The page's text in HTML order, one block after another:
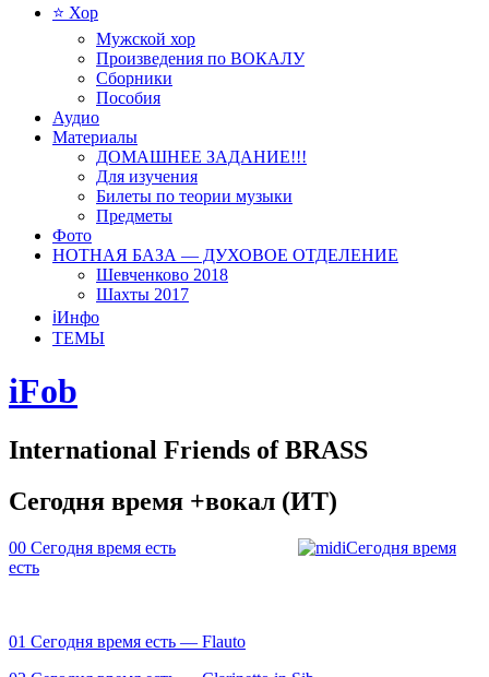
⭐ Хор
Мужской хор
Произведения по ВОКАЛУ
Сборники
Пособия
Аудио
Материалы
ДОМАШНЕЕ ЗАДАНИЕ!!!
Для изучения
Билеты по теории музыки
Предметы
Фото
НОТНАЯ БАЗА — ДУХОВОЕ ОТДЕЛЕНИЕ
Шевченково 2018
Шахты 2017
ℹ️Инфо
ТЕМЫ
iFob
International Friends of BRASS
Сегодня время +вокал (ИТ)
00 Сегодня время есть
Сегодня время
есть
01 Сегодня время есть — Flauto